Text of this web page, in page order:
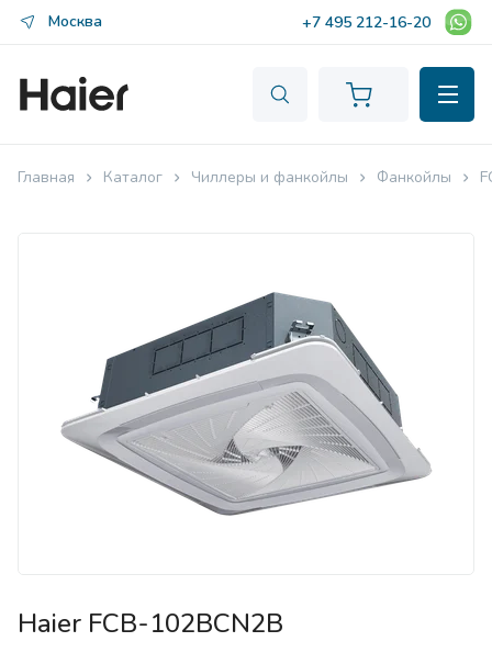
Москва +7 495 212-16-20
Главная Каталог Чиллеры и фанкойлы Фанкойлы
Haier FCB-102BCN2B